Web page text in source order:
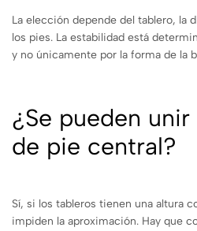
La elección depende del tablero, la
los pies. La estabilidad está
y no únicamente por la forma de la
¿Se pueden
de pie central?
Sí, si los tableros tienen una altura
impiden la aproximación. Hay que